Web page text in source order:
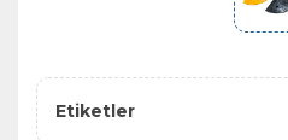
Etiketler